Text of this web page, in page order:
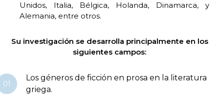
Unidos, Italia, Bélgica, Holanda, Dinamarca, y
Alemania, entre otros.
Su investigación se desarrolla principalmente en los
siguientes campos:
01
Los géneros de ficción en prosa en la literatura
griega.